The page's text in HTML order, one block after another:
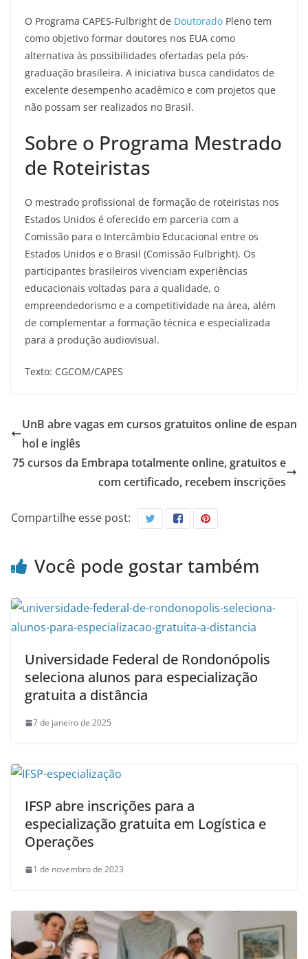
O Programa CAPES-Fulbright de Doutorado Pleno tem
como objetivo formar doutores nos EUA como
alternativa às possibilidades ofertadas pela pós-
graduação brasileira. A iniciativa busca candidatos de
excelente desempenho acadêmico e com projetos que
não possam ser realizados no Brasil.
Sobre o Programa Mestrado
de Roteiristas
O mestrado profissional de formação de roteiristas nos
Estados Unidos é oferecido em parceria com a
Comissão para o Intercâmbio Educacional entre os
Estados Unidos e o Brasil (Comissão Fulbright). Os
participantes brasileiros vivenciam experiências
educacionais voltadas para a qualidade, o
empreendedorismo e a competitividade na área, além
de complementar a formação técnica e especializada
para a produção audiovisual.
Texto: CGCOM/CAPES
UnB abre vagas em cursos gratuitos online de espan
hol e inglês
75 cursos da Embrapa totalmente online, gratuitos e
com certificado, recebem inscrições
Compartilhe esse post:
Você pode gostar também
Universidade Federal de Rondonópolis
seleciona alunos para especialização
gratuita a distância
7 de janeiro de 2025
IFSP abre inscrições para a
especialização gratuita em Logística e
Operações
1 de novembro de 2023